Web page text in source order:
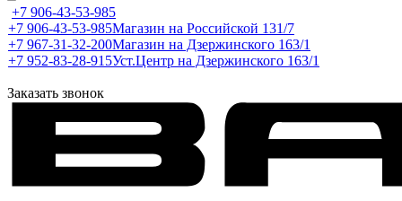
+7 906-43-53-985
+7 906-43-53-985Магазин на Российской 131/7
+7 967-31-32-200Магазин на Дзержинского 163/1
+7 952-83-28-915Уст.Центр на Дзержинского 163/1
Заказать звонок